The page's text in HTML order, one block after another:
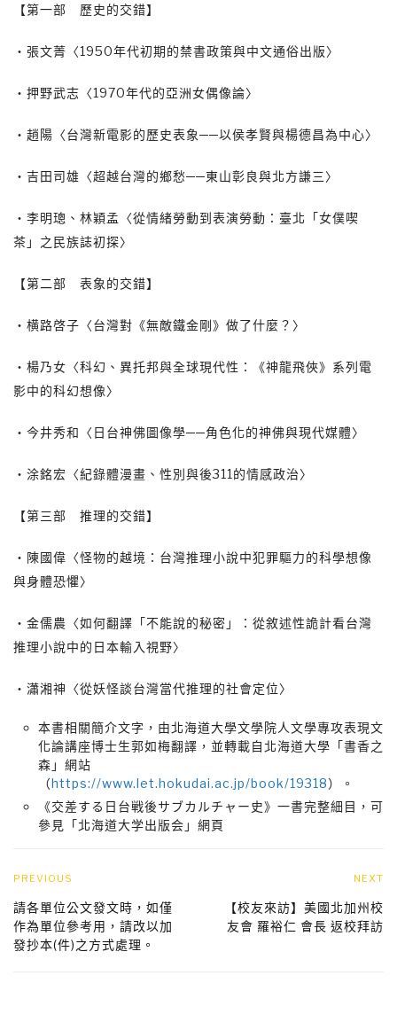
【第一部 歷史的交錯】
‧張文菁〈1950年代初期的禁書政策與中文通俗出版〉
‧押野武志〈1970年代的亞洲女偶像論〉
‧趙陽〈台灣新電影的歷史表象──以侯孝賢與楊德昌為中心〉
‧吉田司雄〈超越台灣的鄉愁──東山彰良與北方謙三〉
‧李明璁、林穎孟〈從情緒勞動到表演勞動：臺北「女僕喫
茶」之民族誌初探〉
【第二部 表象的交錯】
‧横路啓子〈台灣對《無敵鐵金剛》做了什麼？〉
‧楊乃女〈科幻、異托邦與全球現代性：《神龍飛俠》系列電
影中的科幻想像〉
‧今井秀和〈日台神佛圖像學──角色化的神佛與現代媒體〉
‧涂銘宏〈紀錄體漫畫、性別與後311的情感政治〉
【第三部 推理的交錯】
‧陳國偉〈怪物的越境：台灣推理小說中犯罪驅力的科學想像
與身體恐懼〉
‧金儒農〈如何翻譯「不能說的秘密」：從敘述性詭計看台灣
推理小說中的日本輸入視野〉
‧瀟湘神〈從妖怪談台灣當代推理的社會定位〉
本書相關簡介文字，由北海道大學文學院人文學專攻表現文
化論講座博士生郭如梅翻譯，並轉載自北海道大學「書香之
森」網站
（https://www.let.hokudai.ac.jp/book/19318）。
《交差する日台戦後サブカルチャー史》一書完整細目，可
參見「北海道大学出版会」網頁
PREVIOUS
請各單位公文發文時，如僅
作為單位參考用，請改以加
發抄本(件)之方式處理。
NEXT
【校友來訪】美國北加州校
友會 羅裕仁 會長 返校拜訪